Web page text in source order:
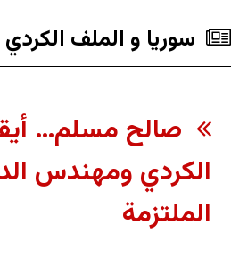
سوريا و الملف الکردي
صالح مسلم…
الكردي ومهندس
الملتزمة